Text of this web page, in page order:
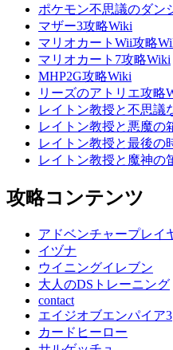
ポケモン不思議のダン
マザー3攻略Wiki
マリオカートWii攻略
マリオカート7攻略Wiki
MHP2G攻略Wiki
リーズのアトリエ攻略
レイトン教授と不思議
レイトン教授と悪魔の
レイトン教授と最後の
レイトン教授と魔神の
攻略コンテンツ
アドベンチャープレイ
イヅナ
ウイニングイレブン
大人のDSトレーニング
contact
エイジオブエンパイア3
カードヒーロー